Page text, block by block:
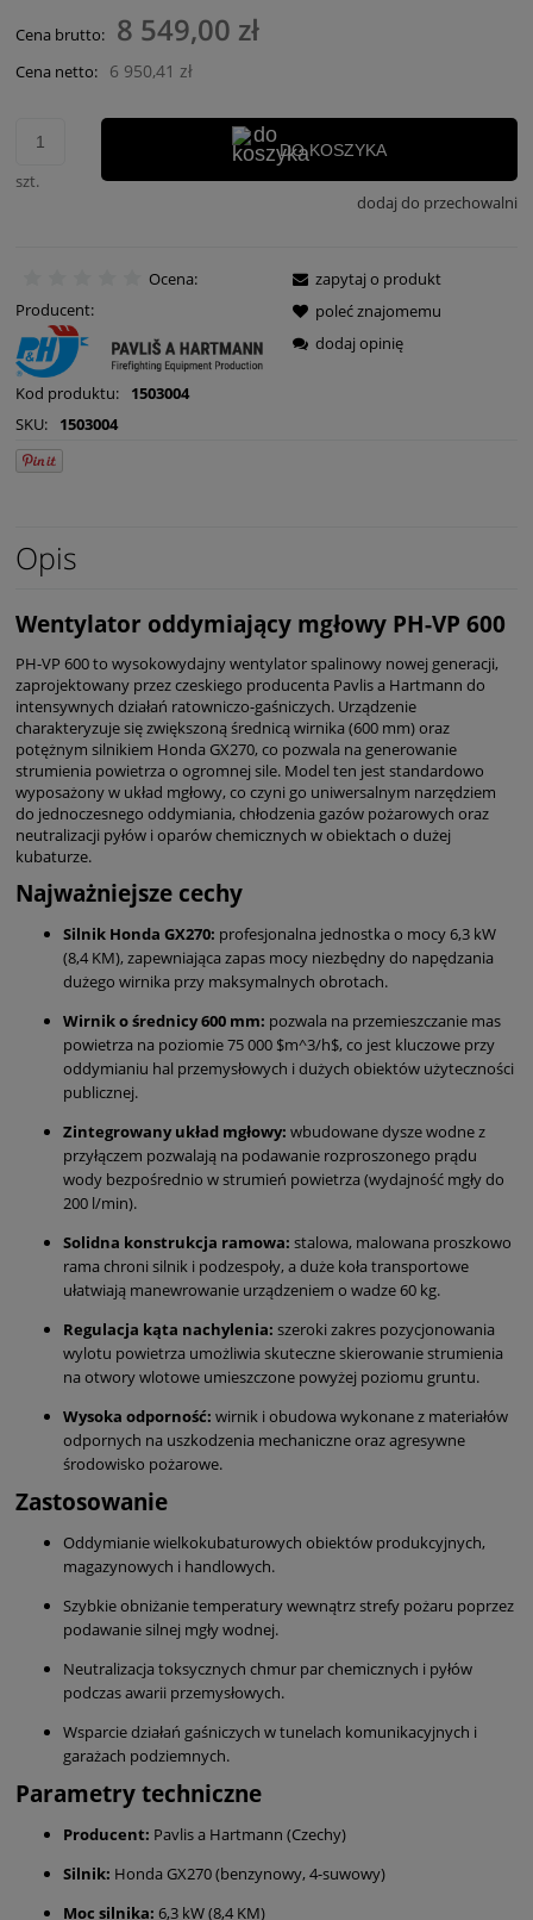
Cena brutto: 8 549,00 zł
Cena netto: 6 950,41 zł
szt.
DO KOSZYKA
dodaj do przechowalni
Ocena:
Producent:
Kod produktu:
1503004
SKU:
1503004
zapytaj o produkt
poleć znajomemu
dodaj opinię
Opis
Wentylator oddymiający mgłowy PH-VP 600
PH-VP 600 to wysokowydajny wentylator spalinowy nowej generacji,
zaprojektowany przez czeskiego producenta Pavlis a Hartmann do
intensywnych działań ratowniczo-gaśniczych. Urządzenie
charakteryzuje się zwiększoną średnicą wirnika (600 mm) oraz
potężnym silnikiem Honda GX270, co pozwala na generowanie
strumienia powietrza o ogromnej sile. Model ten jest standardowo
wyposażony w układ mgłowy, co czyni go uniwersalnym narzędziem
do jednoczesnego oddymiania, chłodzenia gazów pożarowych oraz
neutralizacji pyłów i oparów chemicznych w obiektach o dużej
kubaturze.
Najważniejsze cechy
Silnik Honda GX270: profesjonalna jednostka o mocy 6,3 kW
(8,4 KM), zapewniająca zapas mocy niezbędny do napędzania
dużego wirnika przy maksymalnych obrotach.
Wirnik o średnicy 600 mm: pozwala na przemieszczanie mas
powietrza na poziomie 75 000 $m^3/h$, co jest kluczowe przy
oddymianiu hal przemysłowych i dużych obiektów użyteczności
publicznej.
Zintegrowany układ mgłowy: wbudowane dysze wodne z
przyłączem pozwalają na podawanie rozproszonego prądu
wody bezpośrednio w strumień powietrza (wydajność mgły do
200 l/min).
Solidna konstrukcja ramowa: stalowa, malowana proszkowo
rama chroni silnik i podzespoły, a duże koła transportowe
ułatwiają manewrowanie urządzeniem o wadze 60 kg.
Regulacja kąta nachylenia: szeroki zakres pozycjonowania
wylotu powietrza umożliwia skuteczne skierowanie strumienia
na otwory wlotowe umieszczone powyżej poziomu gruntu.
Wysoka odporność: wirnik i obudowa wykonane z materiałów
odpornych na uszkodzenia mechaniczne oraz agresywne
środowisko pożarowe.
Zastosowanie
Oddymianie wielkokubaturowych obiektów produkcyjnych,
magazynowych i handlowych.
Szybkie obniżanie temperatury wewnątrz strefy pożaru poprzez
podawanie silnej mgły wodnej.
Neutralizacja toksycznych chmur par chemicznych i pyłów
podczas awarii przemysłowych.
Wsparcie działań gaśniczych w tunelach komunikacyjnych i
garażach podziemnych.
Parametry techniczne
Producent: Pavlis a Hartmann (Czechy)
Silnik: Honda GX270 (benzynowy, 4-suwowy)
Moc silnika: 6,3 kW (8,4 KM)